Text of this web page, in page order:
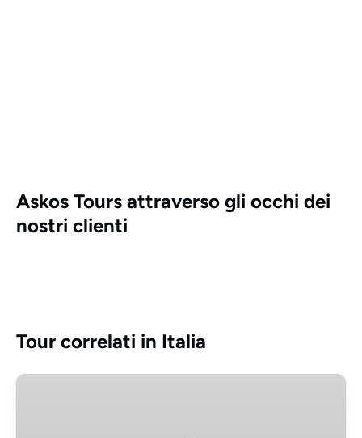
Askos Tours attraverso gli occhi dei
nostri clienti
Tour correlati in Italia
Escursione